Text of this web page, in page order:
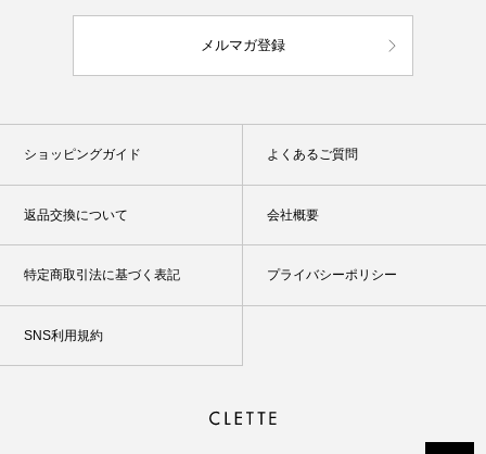
メルマガ登録
ショッピングガイド よくあるご質問
返品交換について 会社概要
特定商取引法に基づく表記 プライバシーポリシー
SNS利用規約